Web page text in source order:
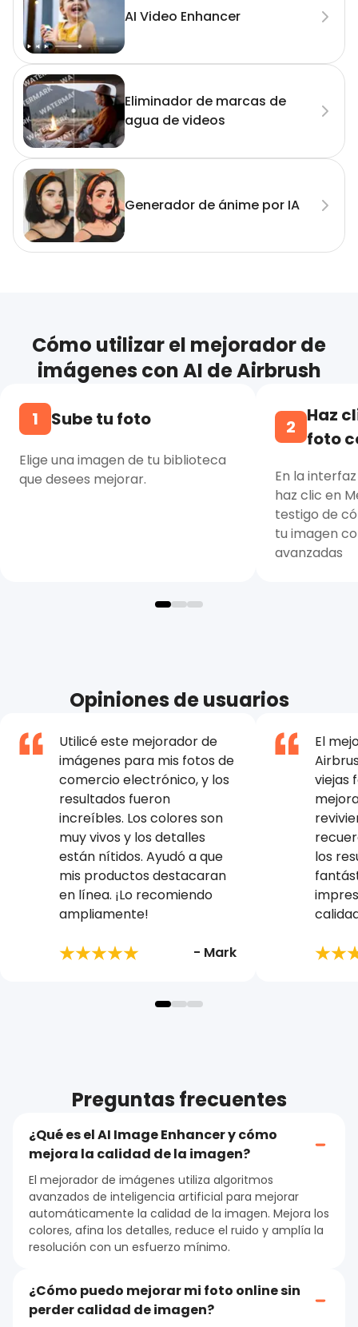
AI Video Enhancer
Eliminador de marcas de
agua de videos
Generador de ánime por IA
Cómo utilizar el mejorador de
imágenes con AI de Airbrush
1 Sube tu foto
Elige una imagen de tu biblioteca
que desees mejorar.
2
Haz
foto
En la
haz clic en
testigo de
tu imagen
avanzadas
Opiniones de usuarios
Utilicé este mejorador de
imágenes para mis fotos de
comercio electrónico, y los
resultados fueron
increíbles. Los colores son
muy vivos y los detalles
están nítidos. Ayudó a que
mis productos destacaran
en línea. ¡Lo recomiendo
ampliamente!
- Mark
El
viejas
los
Preguntas frecuentes
¿Qué es el AI Image Enhancer y cómo
mejora la calidad de la imagen?
El mejorador de imágenes utiliza algoritmos
avanzados de inteligencia artificial para mejorar
automáticamente la calidad de la imagen. Mejora los
colores, afina los detalles, reduce el ruido y amplía la
resolución con un esfuerzo mínimo.
¿Cómo puedo mejorar mi foto online sin
perder calidad de imagen?